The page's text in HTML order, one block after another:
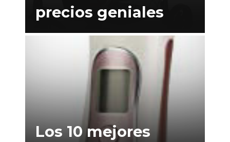
precios geniales
Los 10 mejores